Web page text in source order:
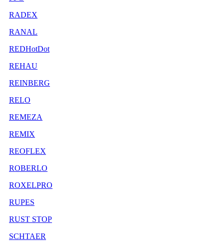
RADEX
RANAL
REDHotDot
REHAU
REINBERG
RELO
REMEZA
REMIX
REOFLEX
ROBERLO
ROXELPRO
RUPES
RUST STOP
SCHTAER